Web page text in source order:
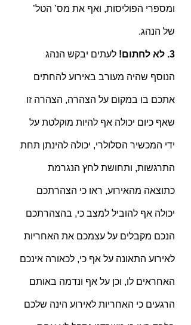
ומספרי הפוליסות, ואף את מס’ הטל’
של הנהג.
3. לא לחתום! לעתים יבקש הנהג
הנוסף שהיה מעורב באירוע להחתים
אתכם בו במקום על הצהרה, הצהרה זו
שאף כיום יכולה אף להיות מוקלטת על
ידי המכשיר הסלולרי, יכולה להינתן תחת
התרגשות, ותחושת לחץ הנגרמת
כתוצאה מהאירוע, ראו כי הצהרתכם
יכולה אף להוביל למצב כי, בהצהרתכם
הנכם מקבלים על עצמכם את האחריות
לאירוע התאונה על אף כי, לכאורה אינכם
האחראים לו, וכן על אף ונדמה באותם
הרגעים כי האחריות לאירוע הינה שלכם